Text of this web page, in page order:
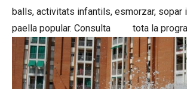
balls, activitats infantils, esmorzar, sopar
paella popular. Consulta
tota la